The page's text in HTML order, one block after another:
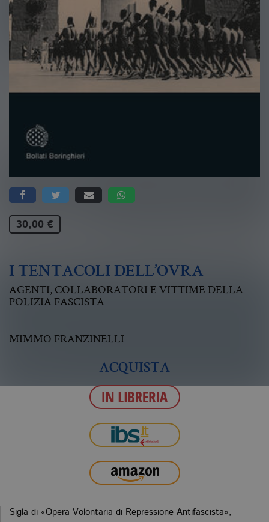
30,00 €
I TENTACOLI DELL’OVRA
AGENTI, COLLABORATORI E VITTIME DELLA
POLIZIA FASCISTA
MIMMO FRANZINELLI
ACQUISTA
Sigla di «Opera Volontaria di Repressione Antifascista»,